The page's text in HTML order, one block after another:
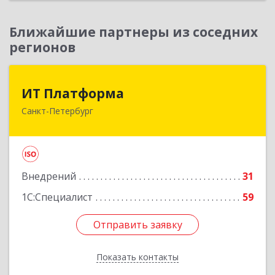
Ближайшие партнеры из соседних
регионов
ИТ Платформа
Санкт-Петербург
Внедрений
31
1С:Специалист
59
Отправить заявку
Показать контакты
196066, Санкт-Петербург г, Московский пр-кт,
Подробнее
Отправить заявку
Назад